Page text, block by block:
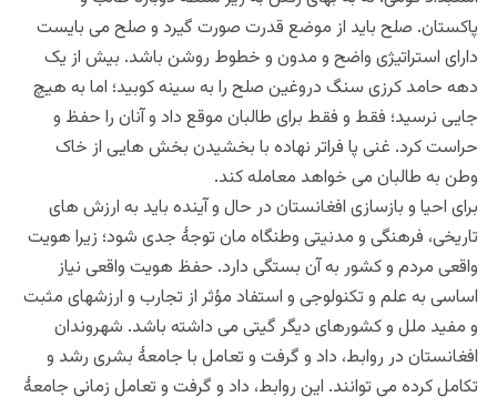
پاکستان. صلح باید از موضع قدرت صورت گیرد و صلح می بایست
دارای استراتیژی واضح و مدون و خطوط روشن باشد. بیش از یک
دهه حامد کرزی سنگ دروغین صلح را به سینه کوبید؛ اما به هیچ
جایی نرسید؛ فقط و فقط برای طالبان موقع داد و آنان را حفظ و
حراست کرد. غنی پا فراتر نهاده با بخشیدن بخش هایی از خاک
وطن به طالبان می خواهد معامله کند.
برای احیا و بازسازی افغانستان در حال و آینده باید به ارزش های
تاریخی، فرهنگی و مدنیتی وطنگاه مان توجۀ جدی شود؛ زیرا هویت
واقعی مردم و کشور به آن بستگی دارد. حفظ هویت واقعی نیاز
اساسی به علم و تکنولوجی و استفاد مؤثر از تجارب و ارزشهای مثبت
و مفید ملل و کشورهای دیگر گیتی می داشته باشد. شهروندان
افغانستان در روابط، داد و گرفت و تعامل با جامعۀ بشری رشد و
تکامل کرده می توانند. این روابط، داد و گرفت و تعامل زمانی جامعۀ